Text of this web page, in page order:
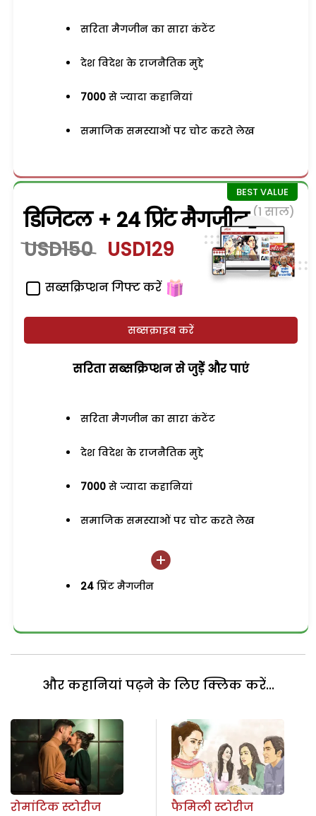
सरिता मैगजीन का सारा कंटेंट
देश विदेश के राजनैतिक मुद्दे
7000 से ज्यादा कहानियां
समाजिक समस्याओं पर चोट करते लेख
डिजिटल + 24 प्रिंट मैगजीन (1 साल)
USD150 USD129
सब्सक्रिप्शन गिफ्ट करें
सब्सक्राइब करें
सरिता सब्सक्रिप्शन से जुड़ेें और पाएं
सरिता मैगजीन का सारा कंटेंट
देश विदेश के राजनैतिक मुद्दे
7000 से ज्यादा कहानियां
समाजिक समस्याओं पर चोट करते लेख
24 प्रिंट मैगजीन
और कहानियां पढ़ने के लिए क्लिक करें...
रोमांटिक स्टोरीज
फैमिली स्टोरीज